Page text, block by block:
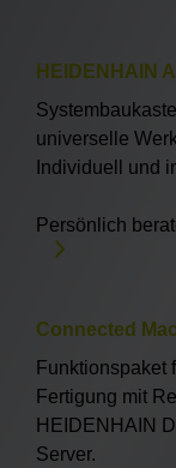
HEIDENHAIN
universelle
Individuell und
Persönlich
Connected
Funktionspaket
Fertigung mit
HEIDENHAIN
Server.